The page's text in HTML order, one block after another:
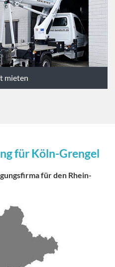
mieten
für Köln-Grengel
für den Rhein-